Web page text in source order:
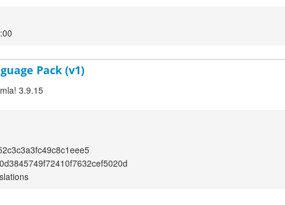
Pack (v1)
3.9.15